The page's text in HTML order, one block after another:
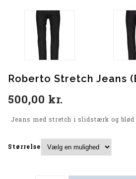
Roberto Stretch Jeans
500,00 kr.
Jeans med stretch i slidstærk og blød
Størrelse